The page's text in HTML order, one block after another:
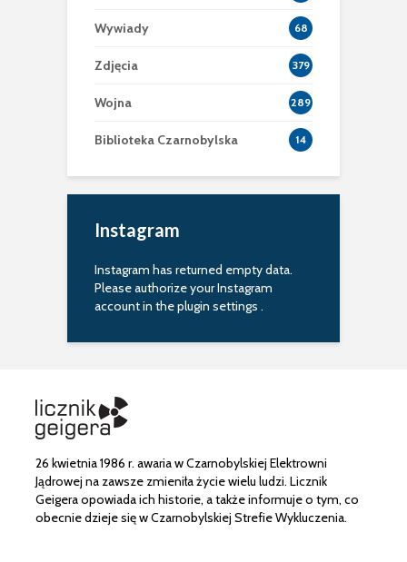
Wywiady 68
Zdjęcia 379
Wojna 289
Biblioteka Czarnobylska 14
Instagram
Instagram has returned empty data.
Please authorize your Instagram
account in theplugin settings .
26 kwietnia 1986 r. awaria w Czarnobylskiej Elektrowni
Jądrowej na zawsze zmieniła życie wielu ludzi. Licznik
Geigera opowiada ich historie, a także informuje o tym, co
obecnie dzieje się w Czarnobylskiej Strefie Wykluczenia.